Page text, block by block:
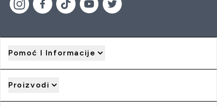
Pomoć I Informacije
Proizvodi